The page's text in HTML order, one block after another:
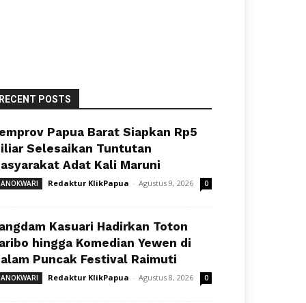
POSTS
Papua Barat Siapkan Rp5
Selesaikan Tuntutan
Adat Kali Maruni
Redaktur KlikPapua - Agustus 9, 2026 0
Kasuari Hadirkan Toton
hingga Komedian Yewen di
Puncak Festival Raimuti
Redaktur KlikPapua - Agustus 8, 2026 0